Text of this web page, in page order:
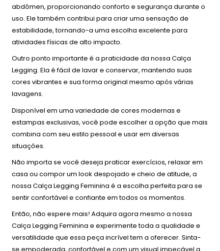
abdômen, proporcionando conforto e segurança durante o
uso. Ele também contribui para criar uma sensação de
estabilidade, tornando-a uma escolha excelente para
atividades físicas de alto impacto.
Outro ponto importante é a praticidade da nossa Calça
Legging. Ela é fácil de lavar e conservar, mantendo suas
cores vibrantes e sua forma original mesmo após várias
lavagens.
Disponível em uma variedade de cores modernas e
estampas exclusivas, você pode escolher a opção que mais
combina com seu estilo pessoal e usar em diversas
situações.
Não importa se você deseja praticar exercícios, relaxar em
casa ou compor um look despojado e cheio de atitude, a
nossa Calça Legging Feminina é a escolha perfeita para se
sentir confortável e confiante em todos os momentos.
Então, não espere mais! Adquira agora mesmo a nossa
Calça Legging Feminina e experimente toda a qualidade e
versatilidade que essa peça incrível tem a oferecer. Sinta-